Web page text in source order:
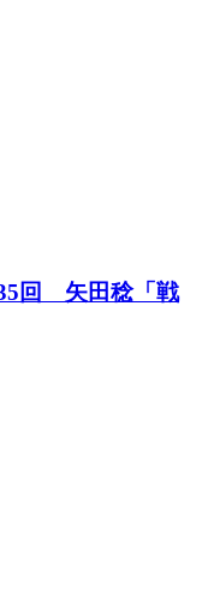
35回 矢田稔「戦